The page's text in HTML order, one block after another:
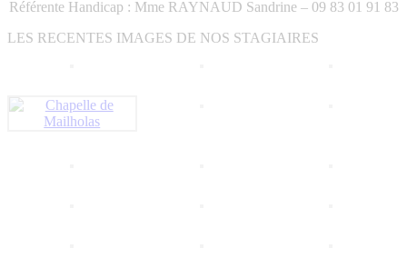
Référente Handicap : Mme RAYNAUD Sandrine – 09 83 01 91 83
LES RECENTES IMAGES DE NOS STAGIAIRES